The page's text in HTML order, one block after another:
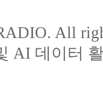
All
AI 데이터